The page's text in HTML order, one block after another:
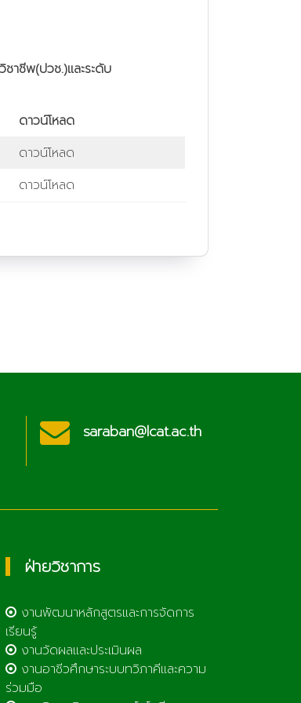
าชีพ(ปวช.)และระดับ
ดาวน์โหลด
ดาวน์โหลด
ดาวน์โหลด
saraban@lcat.ac.th
ฝ่ายวิชาการ
งานพัฒนาหลักสูตรและการจัดการ
เรียนรู้
งานวัดผลและประเมินผล
งานอาชีวศึกษาระบบทวิภาคีและความ
ร่วมมือ